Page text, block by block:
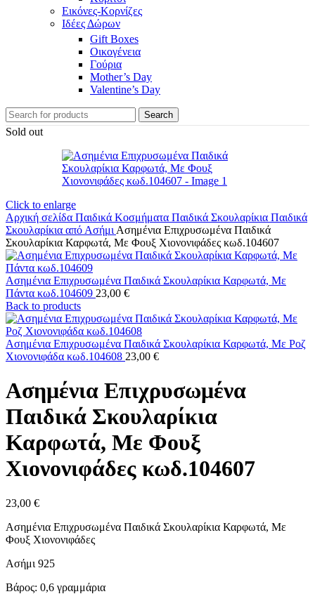
Εικόνες-Κορνίζες
Ιδέες Δώρων
Gift Boxes
Οικογένεια
Γούρια
Mother’s Day
Valentine’s Day
Search
Sold out
Click to enlarge
Αρχική σελίδα Παιδικά Κοσμήματα Παιδικά Σκουλαρίκια Παιδικά
Σκουλαρίκια από Ασήμι Ασημένια Επιχρυσωμένα Παιδικά
Σκουλαρίκια Καρφωτά, Με Φουξ Χιονονιφάδες κωδ.104607
Ασημένια Επιχρυσωμένα Παιδικά Σκουλαρίκια Καρφωτά, Με
Πάντα κωδ.104609 23,00 €
Back to products
Ασημένια Επιχρυσωμένα Παιδικά Σκουλαρίκια Καρφωτά, Με Ροζ
Χιονονιφάδα κωδ.104608 23,00 €
Ασημένια Επιχρυσωμένα
Παιδικά Σκουλαρίκια
Καρφωτά, Με Φουξ
Χιονονιφάδες κωδ.104607
23,00 €
Ασημένια Επιχρυσωμένα Παιδικά Σκουλαρίκια Καρφωτά, Με
Φουξ Χιονονιφάδες
Ασήμι 925
Βάρος: 0,6 γραμμάρια